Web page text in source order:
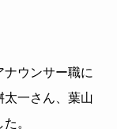
ウンサー職に
太一さん、葉山
。